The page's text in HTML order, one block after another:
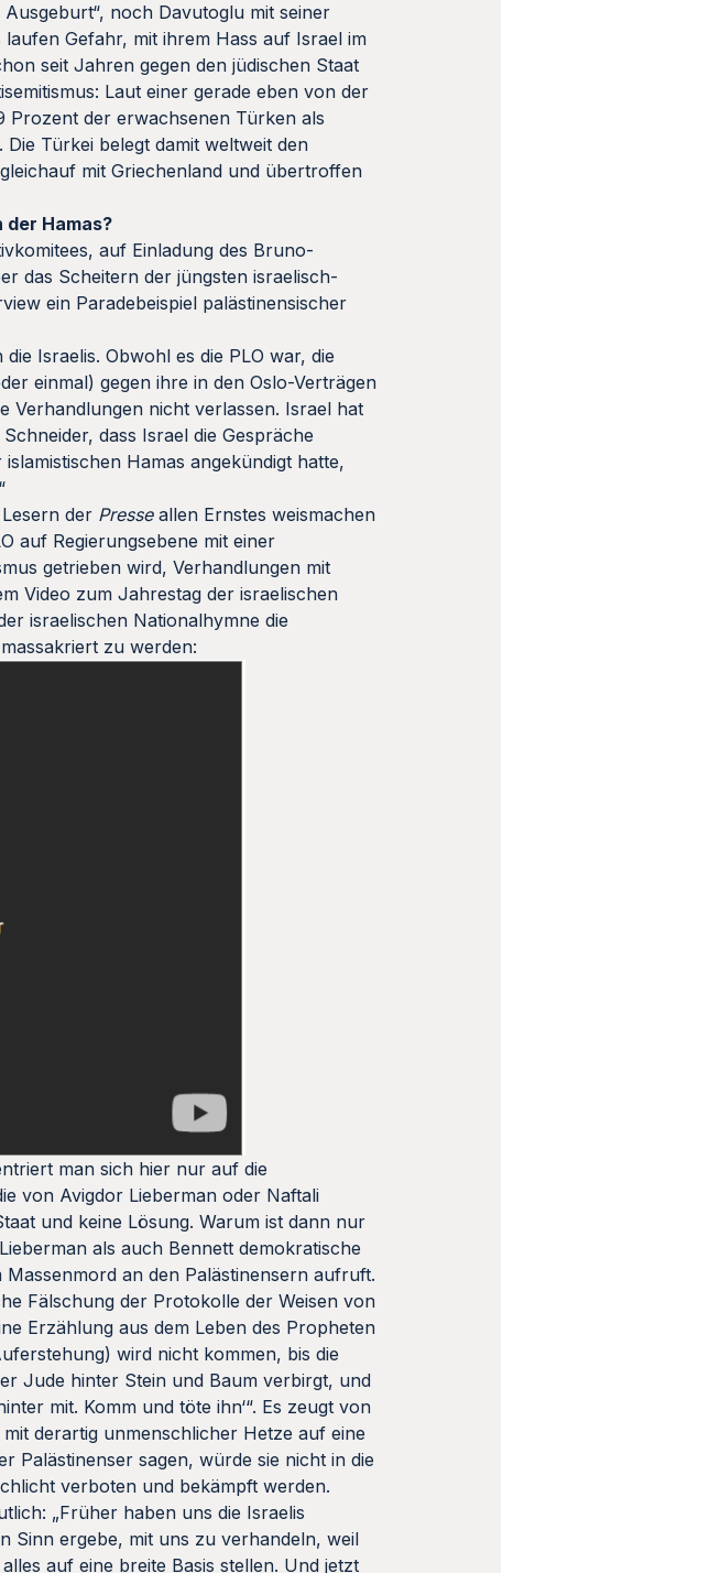
noch Davutoglu mit seiner
Gefahr, mit ihrem Hass auf Israel im
seit Jahren gegen den jüdischen Staat
Laut einer gerade eben von der
Prozent der erwachsenen Türken als
Türkei belegt damit weltweit den
mit Griechenland und übertroffen
der Hamas?
auf Einladung des Bruno-
das Scheitern der jüngsten israelisch-
ein Paradebeispiel palästinensischer
Israelis. Obwohl es die PLO war, die
einmal) gegen ihre in den Oslo-Verträgen
Verhandlungen nicht verlassen. Israel hat
dass Israel die Gespräche
Hamas angekündigt hatte,
der Presseallen Ernstes weismachen
auf Regierungsebene mit einer
getrieben wird, Verhandlungen mit
Video zum Jahrestag der israelischen
israelischen Nationalhymne die
zu werden:
man sich hier nur auf die
von Avigdor Lieberman oder Naftali
und keine Lösung. Warum ist dann nur
als auch Bennett demokratische
an den Palästinensern aufruft.
Fälschung der Protokolle der Weisen von
Erzählung aus dem Leben des Propheten
wird nicht kommen, bis die
Jude hinter Stein und Baum verbirgt, und
mit. Komm und töte ihn‘“. Es zeugt von
derartig unmenschlicher Hetze auf eine
Palästinenser sagen, würde sie nicht in die
verboten und bekämpft werden.
„Früher haben uns die Israelis
Sinn ergebe, mit uns zu verhandeln, weil
auf eine breite Basis stellen. Und jetzt